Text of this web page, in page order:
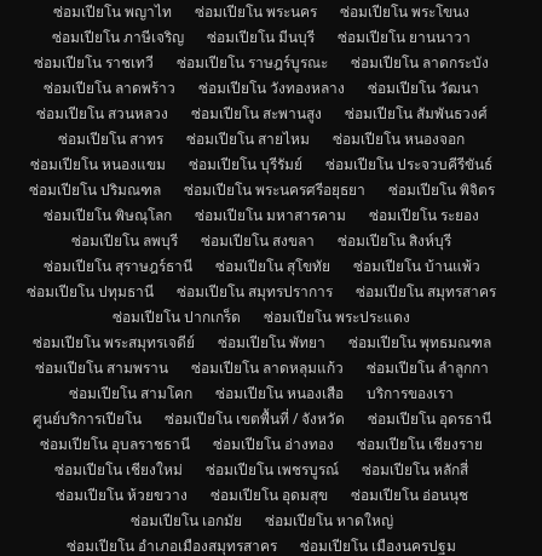
ซ่อมเปียโน พญาไท
ซ่อมเปียโน พระนคร
ซ่อมเปียโน พระโขนง
ซ่อมเปียโน ภาษีเจริญ
ซ่อมเปียโน มีนบุรี
ซ่อมเปียโน ยานนาวา
ซ่อมเปียโน ราชเทวี
ซ่อมเปียโน ราษฎร์บูรณะ
ซ่อมเปียโน ลาดกระบัง
ซ่อมเปียโน ลาดพร้าว
ซ่อมเปียโน วังทองหลาง
ซ่อมเปียโน วัฒนา
ซ่อมเปียโน สวนหลวง
ซ่อมเปียโน สะพานสูง
ซ่อมเปียโน สัมพันธวงศ์
ซ่อมเปียโน สาทร
ซ่อมเปียโน สายไหม
ซ่อมเปียโน หนองจอก
ซ่อมเปียโน หนองแขม
ซ่อมเปียโน บุรีรัมย์
ซ่อมเปียโน ประจวบคีรีขันธ์
ซ่อมเปียโน ปริมณฑล
ซ่อมเปียโน พระนครศรีอยุธยา
ซ่อมเปียโน พิจิตร
ซ่อมเปียโน พิษณุโลก
ซ่อมเปียโน มหาสารคาม
ซ่อมเปียโน ระยอง
ซ่อมเปียโน ลพบุรี
ซ่อมเปียโน สงขลา
ซ่อมเปียโน สิงห์บุรี
ซ่อมเปียโน สุราษฎร์ธานี
ซ่อมเปียโน สุโขทัย
ซ่อมเปียโน บ้านแพ้ว
ซ่อมเปียโน ปทุมธานี
ซ่อมเปียโน สมุทรปราการ
ซ่อมเปียโน สมุทรสาคร
ซ่อมเปียโน ปากเกร็ด
ซ่อมเปียโน พระประแดง
ซ่อมเปียโน พระสมุทรเจดีย์
ซ่อมเปียโน พัทยา
ซ่อมเปียโน พุทธมณฑล
ซ่อมเปียโน สามพราน
ซ่อมเปียโน ลาดหลุมแก้ว
ซ่อมเปียโน ลำลูกกา
ซ่อมเปียโน สามโคก
ซ่อมเปียโน หนองเสือ
บริการของเรา
ศูนย์บริการเปียโน
ซ่อมเปียโน เขตพื้นที่ / จังหวัด
ซ่อมเปียโน อุดรธานี
ซ่อมเปียโน อุบลราชธานี
ซ่อมเปียโน อ่างทอง
ซ่อมเปียโน เชียงราย
ซ่อมเปียโน เชียงใหม่
ซ่อมเปียโน เพชรบูรณ์
ซ่อมเปียโน หลักสี่
ซ่อมเปียโน ห้วยขวาง
ซ่อมเปียโน อุดมสุข
ซ่อมเปียโน อ่อนนุช
ซ่อมเปียโน เอกมัย
ซ่อมเปียโน หาดใหญ่
ซ่อมเปียโน อำเภอเมืองสมุทรสาคร
ซ่อมเปียโน เมืองนครปฐม